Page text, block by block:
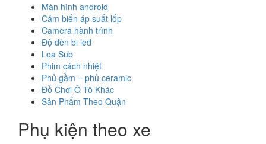
Màn hình android
Cảm biến áp suất lốp
Camera hành trình
Độ đèn bi led
Loa Sub
Phim cách nhiệt
Phủ gầm – phủ ceramic
Đồ Chơi Ô Tô Khác
Sản Phẩm Theo Quận
Phụ kiện theo xe